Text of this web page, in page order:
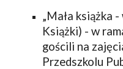
„Mała książka
Książki) - w
gościli na
Przedszkolu